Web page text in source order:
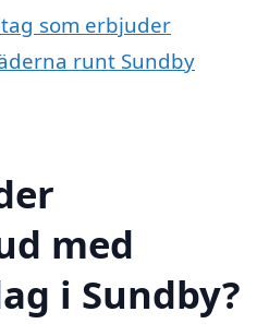
som erbjuder
runt Sundby
med
i Sundby?